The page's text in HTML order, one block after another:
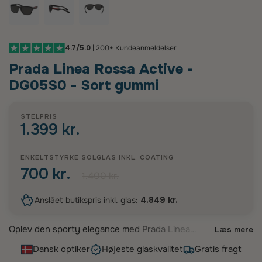
4.7/5.0 | 200+ Kundeanmeldelser
Prada Linea Rossa Active -
DG05S0 - Sort gummi
STELPRIS
1.399 kr.
ENKELTSTYRKE SOLGLAS INKL. COATING
700 kr.
Anslået butikspris inkl. glas: 4.849 kr.
Oplev den sporty elegance med Prada Linea
moderne solbriller til herre er designet med en
Læs mere
Dansk optiker Højeste glaskvalitet Gratis fragt